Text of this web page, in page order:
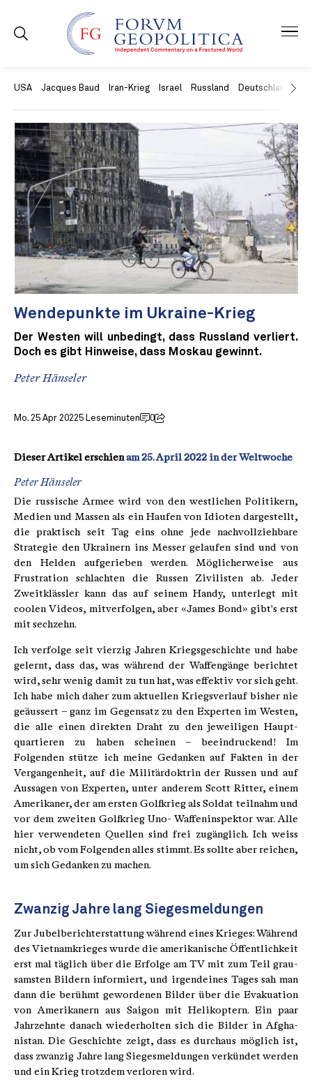
USA Jacques Baud Iran-Krieg Israel Russland Deutschland
Wendepunkte im Ukraine-Krieg
Der Westen will unbedingt, dass Russland verliert.
Doch es gibt Hinweise, dass Moskau gewinnt.
Peter Hänseler
Mo. 25 Apr 20225 Leseminuten 0
Dieser Artikel erschien am 25. April 2022 in der Weltwoche
Peter Hänseler
Die russische Armee wird von den west­lichen Politikern,
Medien und Mas­sen als ein Haufen von Idioten dargestellt,
die praktisch seit Tag eins ohne jede nachvollziehbare
Strategie den Ukrainern ins Messer gelaufen sind und von
den Helden auf­gerieben werden. Möglicherweise aus
Frustra­tion schlachten die Russen Zivilisten ab. Jeder
Zweitklässler kann das auf seinem Handy, unterlegt mit
coolen Videos, mitverfolgen, aber «James Bond» gibt's erst
mit sechzehn.
Ich verfolge seit vierzig Jahren Kriegs­geschichte und habe
gelernt, dass das, was während der Waffengänge berichtet
wird, sehr wenig damit zu tun hat, was effektiv vor sich geht.
Ich habe mich daher zum aktuellen Kriegsverlauf bisher nie
geäussert – ganz im Gegensatz zu den Experten im Westen,
die alle einen direkten Draht zu den jeweiligen Haupt­
quartieren zu haben scheinen – beeindruckend! Im
Folgenden stütze ich meine Gedanken auf Fakten in der
Vergangenheit, auf die Militär­doktrin der Russen und auf
Aussagen von Experten, unter anderem Scott Ritter, einem
Amerikaner, der am ersten Golfkrieg als Soldat teilnahm und
vor dem zweiten Golfkrieg Uno- Waffeninspektor war. Alle
hier verwendeten Quellen sind frei zugänglich. Ich weiss
nicht, ob vom Folgenden alles stimmt. Es sollte aber reichen,
um sich Gedanken zu machen.
Zwanzig Jahre lang Siegesmeldungen
Zur Jubelberichterstattung während eines Krieges: Während
des Vietnamkrieges wurde die amerikanische Öffentlichkeit
erst mal täg­lich über die Erfolge am TV mit zum Teil grau­
samsten Bildern informiert, und irgendeines Tages sah man
dann die berühmt gewordenen Bilder über die Evakuation
von Amerikanern aus Saigon mit Helikoptern. Ein paar
Jahrzehnte danach wiederholten sich die Bilder in Afgha­
nistan. Die Geschichte zeigt, dass es durchaus möglich ist,
dass zwanzig Jahre lang Sieges­meldungen verkündet werden
und ein Krieg trotzdem verloren wird.